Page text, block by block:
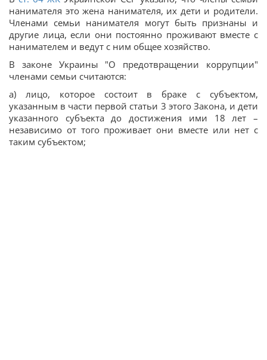
нанимателя это жена нанимателя, их дети и родители.
Членами семьи нанимателя могут быть признаны и
другие лица, если они постоянно проживают вместе с
нанимателем и ведут с ним общее хозяйство.
В законе Украины "О предотвращении коррупции"
членами семьи считаются:
а) лицо, которое состоит в браке с субъектом,
указанным в части первой статьи 3 этого Закона, и дети
указанного субъекта до достижения ими 18 лет –
независимо от того проживает они вместе или нет с
таким субъектом;